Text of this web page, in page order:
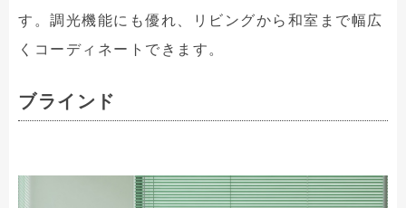
す。調光機能にも優れ、リビングから和室まで幅広
くコーディネートできます。
ブラインド